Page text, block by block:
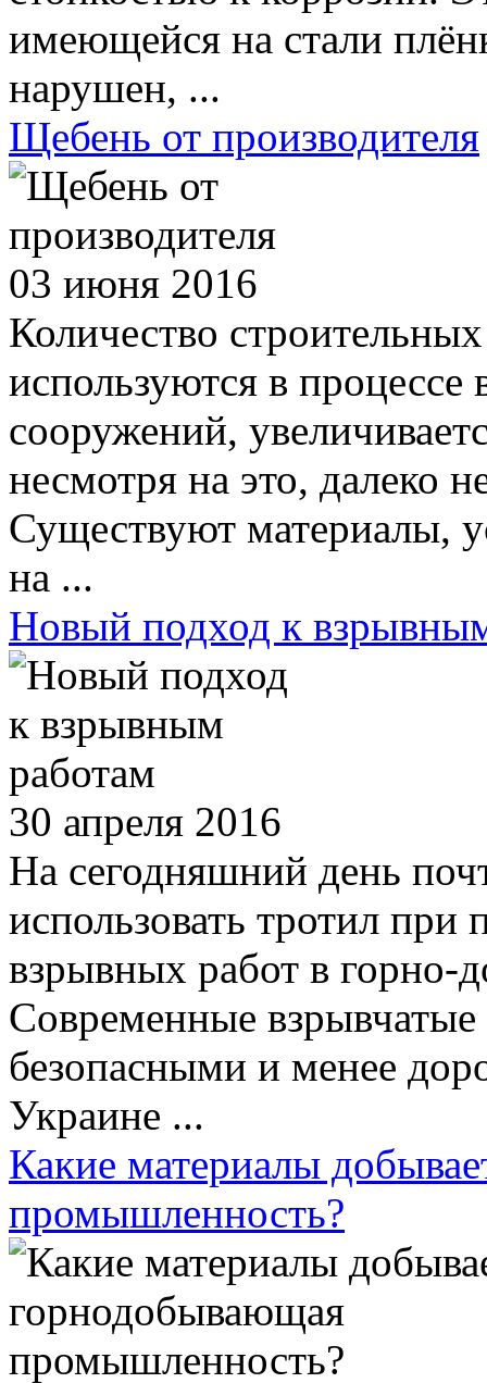
имеющейся на стали
нарушен, ...
Щебень от производителя
03 июня 2016
Количество
используются в процессе
сооружений,
несмотря на это, далеко
Существуют материалы,
на ...
Новый подход к
30 апреля 2016
На сегодняшний день
использовать тротил
взрывных работ в
Современные
безопасными и менее
Украине ...
Какие материалы
промышленность?